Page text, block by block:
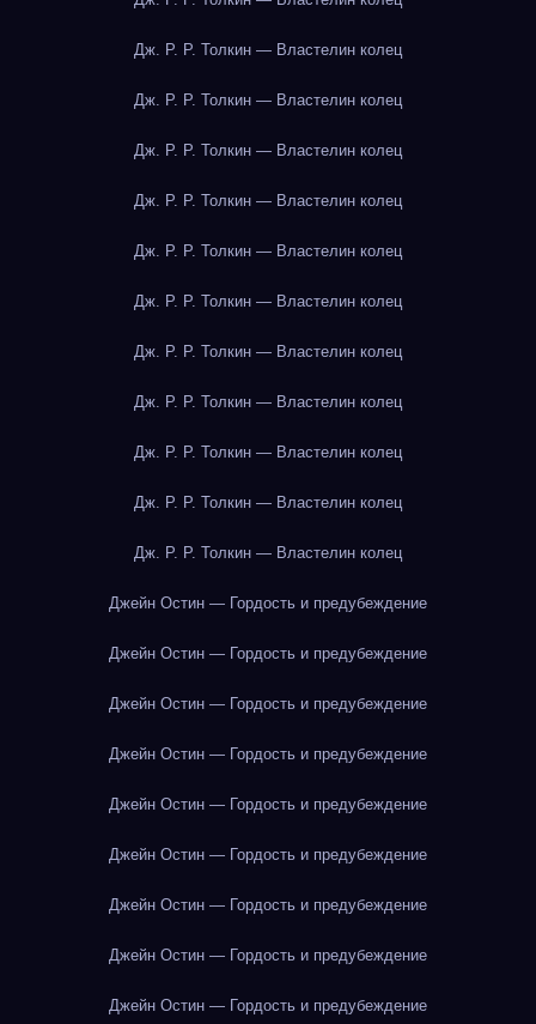
Дж. Р. Р. Толкин — Властелин колец
Дж. Р. Р. Толкин — Властелин колец
Дж. Р. Р. Толкин — Властелин колец
Дж. Р. Р. Толкин — Властелин колец
Дж. Р. Р. Толкин — Властелин колец
Дж. Р. Р. Толкин — Властелин колец
Дж. Р. Р. Толкин — Властелин колец
Дж. Р. Р. Толкин — Властелин колец
Дж. Р. Р. Толкин — Властелин колец
Дж. Р. Р. Толкин — Властелин колец
Дж. Р. Р. Толкин — Властелин колец
Джейн Остин — Гордость и предубеждение
Джейн Остин — Гордость и предубеждение
Джейн Остин — Гордость и предубеждение
Джейн Остин — Гордость и предубеждение
Джейн Остин — Гордость и предубеждение
Джейн Остин — Гордость и предубеждение
Джейн Остин — Гордость и предубеждение
Джейн Остин — Гордость и предубеждение
Джейн Остин — Гордость и предубеждение